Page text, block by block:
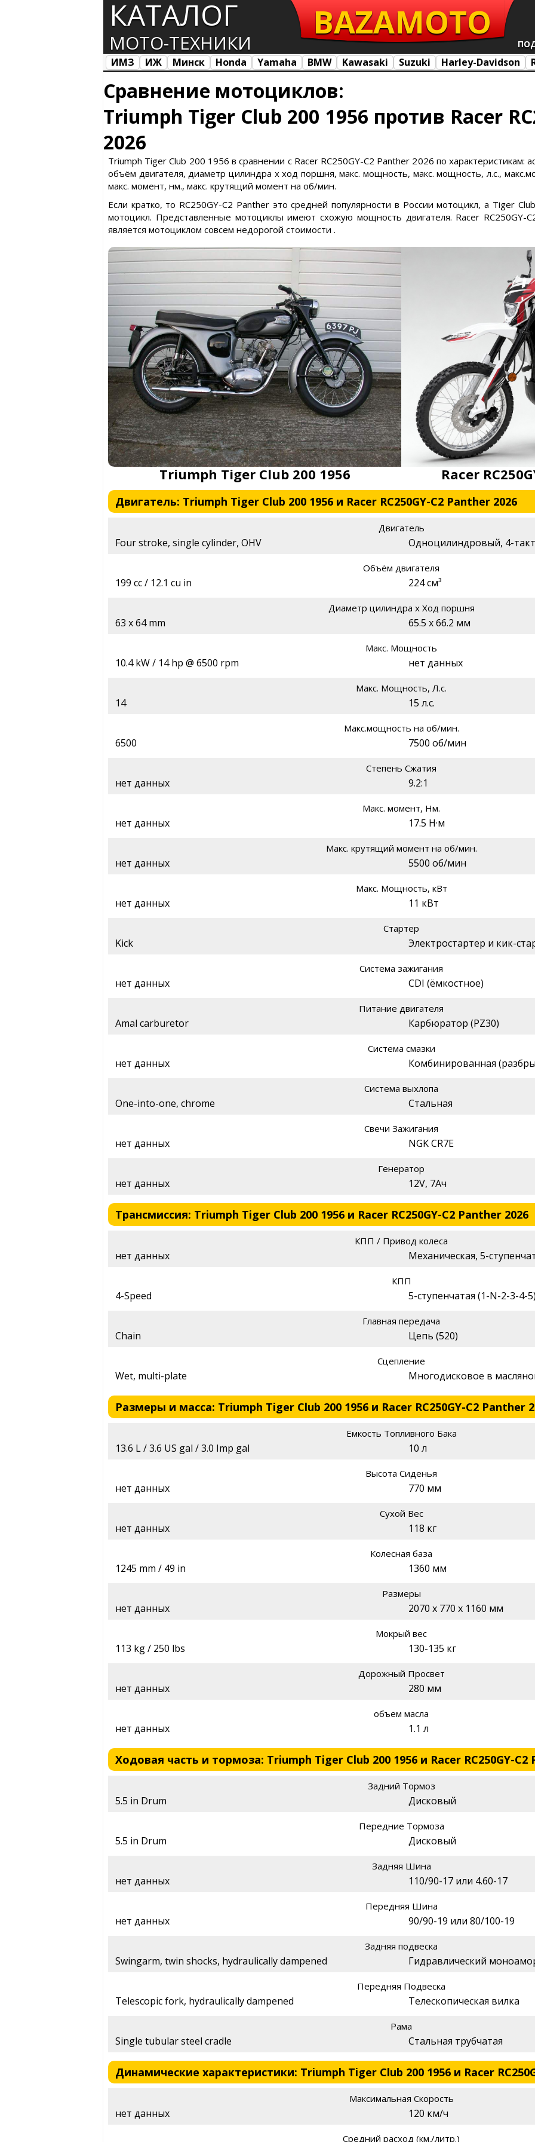
КАТАЛОГ
МОТО-ТЕХНИКИ
BAZAMOTO
ИМЗ ИЖ Минск Honda Yamaha BMW Kawasaki Suzuki Harley-Davidson
Сравнение мотоциклов:
Triumph Tiger Club 200 1956 против Racer
2026
Triumph Tiger Club 200 1956 в сравнении с Racer RC250GY-C2 Panther 2026 по характеристикам:
объём двигателя, диаметр цилиндра х ход поршня, макс. мощность, макс. мощность, л.с.,
макс. момент, нм., макс. крутящий момент на об/мин.
Если кратко, то RC250GY-C2 Panther это средней популярности в России мотоцикл, а Tiger
мотоцикл. Представленные мотоциклы имеют схожую мощность двигателя. Racer RC250GY-
является мотоциклом совсем недорогой стоимости .
Triumph Tiger Club 200 1956 Racer
Двигатель: Triumph Tiger Club 200 1956 и Racer RC250GY-C2 Panther 2026
Двигатель
Four stroke, single cylinder, OHV Одноцилиндровый, 4-
Объём двигателя
199 cc / 12.1 cu in 224 см³
Диаметр цилиндра х Ход поршня
63 x 64 mm 65.5 x 66.2 мм
Макс. Мощность
10.4 kW / 14 hp @ 6500 rpm нет данных
Макс. Мощность, Л.с.
14 15 л.с.
Макс.мощность на об/мин.
6500 7500 об/мин
Степень Сжатия
нет данных 9.2:1
Макс. момент, Нм.
нет данных 17.5 Н·м
Макс. крутящий момент на об/мин.
нет данных 5500 об/мин
Макс. Мощность, кВт
нет данных 11 кВт
Стартер
Kick Электростартер и кик-
Система зажигания
нет данных CDI (ёмкостное)
Питание двигателя
Amal carburetor Карбюратор (PZ30)
Система смазки
нет данных Комбинированная
Система выхлопа
One-into-one, chrome Стальная
Свечи Зажигания
нет данных NGK CR7E
Генератор
нет данных 12V, 7Ач
Трансмиссия: Triumph Tiger Club 200 1956 и Racer RC250GY-C2 Panther 2026
КПП / Привод колеса
нет данных Механическая, 5-
КПП
4-Speed 5-ступенчатая (1-N-2-3-4-
Главная передача
Chain Цепь (520)
Сцепление
Wet, multi-plate Многодисковое в
Размеры и масса: Triumph Tiger Club 200 1956 и Racer RC250GY-C2 Panther
Емкость Топливного Бака
13.6 L / 3.6 US gal / 3.0 Imp gal 10 л
Высота Сиденья
нет данных 770 мм
Сухой Вес
нет данных 118 кг
Колесная база
1245 mm / 49 in 1360 мм
Размеры
нет данных 2070 x 770 x 1160 мм
Мокрый вес
113 kg / 250 lbs 130-135 кг
Дорожный Просвет
нет данных 280 мм
объем масла
нет данных 1.1 л
Ходовая часть и тормоза: Triumph Tiger Club 200 1956 и Racer RC250GY-C2
Задний Тормоз
5.5 in Drum Дисковый
Передние Тормоза
5.5 in Drum Дисковый
Задняя Шина
нет данных 110/90-17 или 4.60-17
Передняя Шина
нет данных 90/90-19 или 80/100-19
Задняя подвеска
Swingarm, twin shocks, hydraulically dampened Гидравлический
Передняя Подвеска
Telescopic fork, hydraulically dampened Телескопическая вилка
Рама
Single tubular steel cradle Стальная трубчатая
Динамические характеристики: Triumph Tiger Club 200 1956 и Racer
Максимальная Скорость
нет данных 120 км/ч
Средний расход (км./литр.)